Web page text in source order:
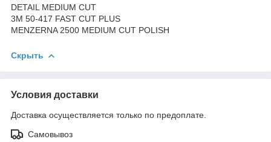
DETAIL MEDIUM CUT
3M 50-417 FAST CUT PLUS
MENZERNA 2500 MEDIUM CUT POLISH
Скрыть
Условия доставки
Доставка осуществляется только по предоплате.
Самовывоз